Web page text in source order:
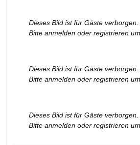
Dieses Bild ist für Gäste verborgen.
Bitte anmelden oder registrieren
Dieses Bild ist für Gäste verborgen.
Bitte anmelden oder registrieren
Dieses Bild ist für Gäste verborgen.
Bitte anmelden oder registrieren